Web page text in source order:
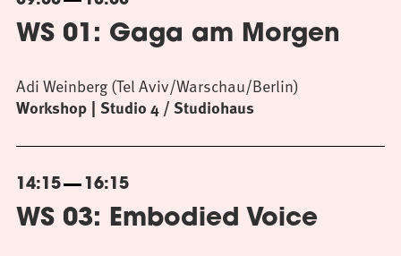
WS 01: Gaga am Morgen
Workshop Studio 4 / Studiohaus
Adi Weinberg (Tel Aviv/Warschau/Berlin)
14:15 16:15
WS 03: Embodied Voice